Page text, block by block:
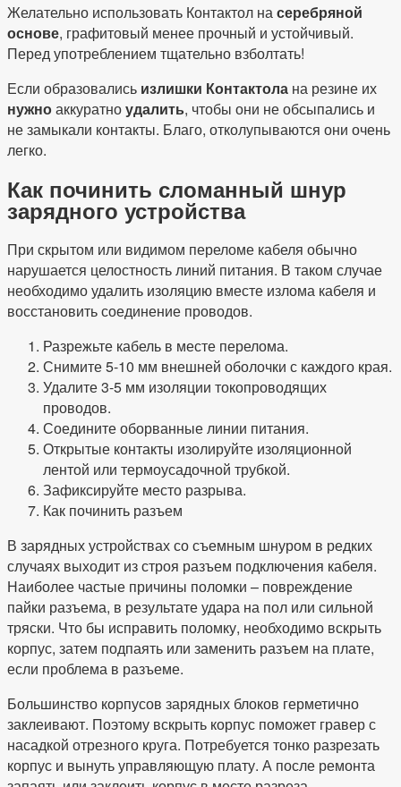
Желательно использовать Контактол насеребряной
основе, графитовый менее прочный и устойчивый.
Перед употреблением тщательно взболтать!
Если образовались излишки Контактола на резине их
нужноаккуратноудалить, чтобы они не обсыпались и
не замыкали контакты. Благо, отколупываются они очень
легко.
Как починить сломанный шнур
зарядного устройства
При скрытом или видимом переломе кабеля обычно
нарушается целостность линий питания. В таком случае
необходимо удалить изоляцию вместе излома кабеля и
восстановить соединение проводов.
Разрежьте кабель в месте перелома.
Снимите 5-10 мм внешней оболочки с каждого края.
Удалите 3-5 мм изоляции токопроводящих
проводов.
Соедините оборванные линии питания.
Открытые контакты изолируйте изоляционной
лентой или термоусадочной трубкой.
Зафиксируйте место разрыва.
Как починить разъем
В зарядных устройствах со съемным шнуром в редких
случаях выходит из строя разъем подключения кабеля.
Наиболее частые причины поломки – повреждение
пайки разъема, в результате удара на пол или сильной
тряски. Что бы исправить поломку, необходимо вскрыть
корпус, затем подпаять или заменить разъем на плате,
если проблема в разъеме.
Большинство корпусов зарядных блоков герметично
заклеивают. Поэтому вскрыть корпус поможет гравер с
насадкой отрезного круга. Потребуется тонко разрезать
корпус и вынуть управляющую плату. А после ремонта